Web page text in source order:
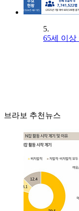
5.
65세 이상
브라보 추천뉴스